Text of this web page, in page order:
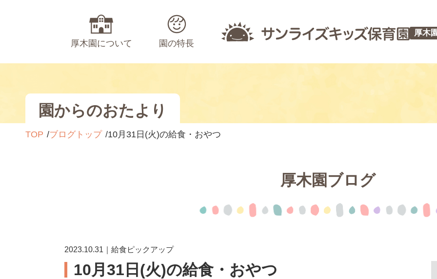
厚木園について 園の特長
厚木
園からのおたより
TOP ブログトップ 10月31日(火)の給食・おやつ
厚木園ブログ
2023.10.31｜給食ピックアップ
10月31日(火)の給食・おやつ